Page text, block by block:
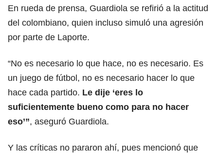
En rueda de prensa, Guardiola se refirió a la actitud
del colombiano, quien incluso simuló una agresión
por parte de Laporte.
“No es necesario lo que hace, no es necesario. Es
un juego de fútbol, no es necesario hacer lo que
hace cada partido. Le dije ‘eres lo
suficientemente bueno como para no hacer
eso’”, aseguró Guardiola.
Y las críticas no pararon ahí, pues mencionó que